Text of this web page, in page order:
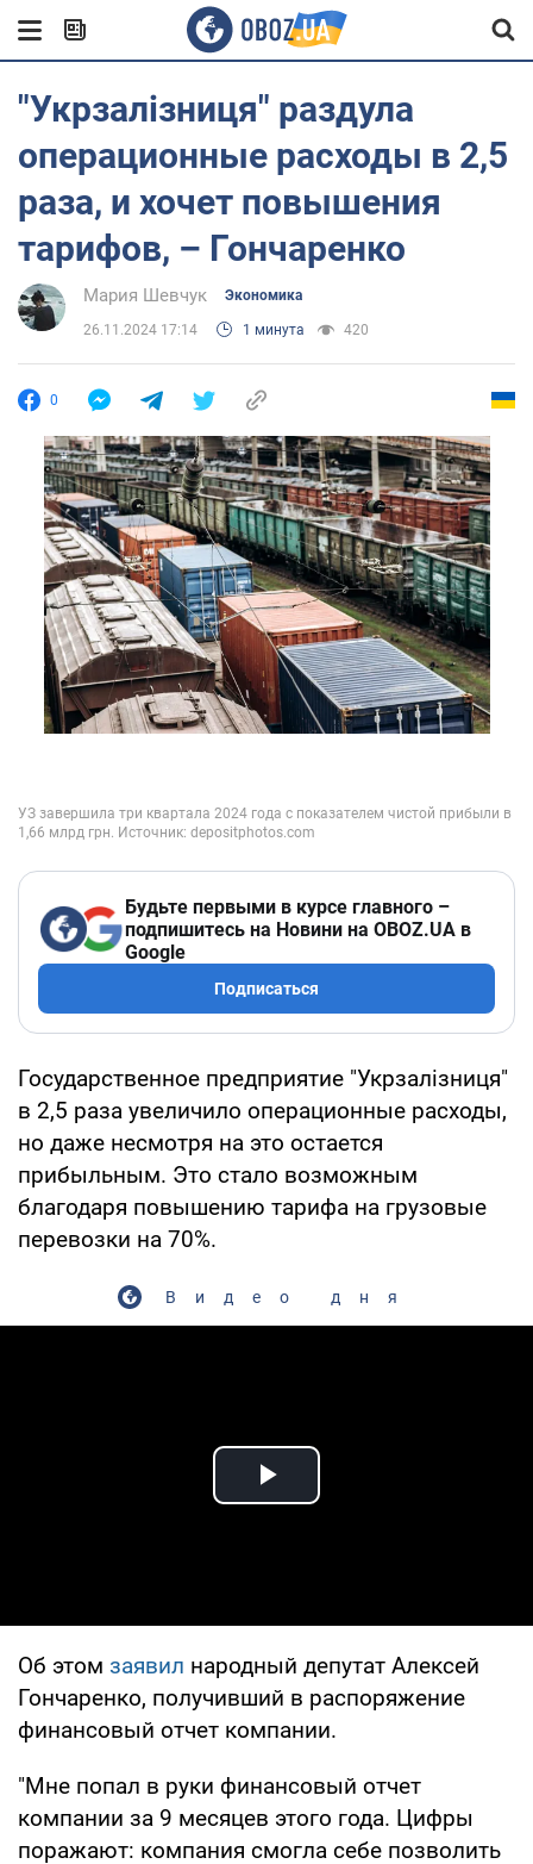
"Укрзалізниця" раздула
операционные расходы в 2,5
раза, и хочет повышения
тарифов, – Гончаренко
Мария Шевчук Экономика
26.11.2024 17:14 1 минута 420
0
Будьте первыми в курсе главного –
подпишитесь на Новини на OBOZ.UA в
Google
Подписаться
Государственное предприятие "Укрзалізниця"
в 2,5 раза увеличило операционные расходы,
но даже несмотря на это остается
прибыльным. Это стало возможным
благодаря повышению тарифа на грузовые
перевозки на 70%.
Видео дня
Play Video
Об этом заявил народный депутат Алексей
Гончаренко, получивший в распоряжение
финансовый отчет компании.
"Мне попал в руки финансовый отчет
компании за 9 месяцев этого года. Цифры
поражают: компания смогла себе позволить